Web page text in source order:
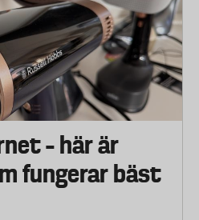
– här är
fungerar bäst